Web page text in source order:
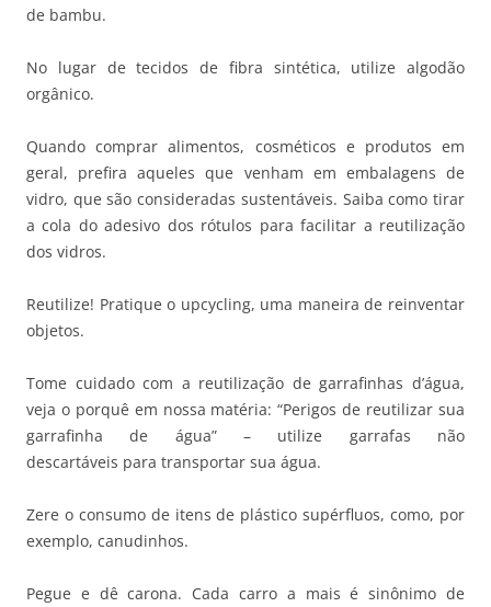
de bambu.
No lugar de tecidos de fibra sintética, utilize algodão
orgânico.
Quando comprar alimentos, cosméticos e produtos em
geral, prefira aqueles que venham em embalagens de
vidro, que são consideradas sustentáveis. Saiba como tirar
a cola do adesivo dos rótulos para facilitar a reutilização
dos vidros.
Reutilize! Pratique o upcycling, uma maneira de reinventar
objetos.
Tome cuidado com a reutilização de garrafinhas d’água,
veja o porquê em nossa matéria: “Perigos de reutilizar sua
garrafinha de água” – utilize garrafas não
descartáveis para transportar sua água.
Zere o consumo de itens de plástico supérfluos, como, por
exemplo, canudinhos.
Pegue e dê carona. Cada carro a mais é sinônimo de